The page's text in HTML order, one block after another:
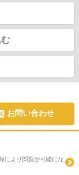
お問い合わせ
により閲覧が可能にな